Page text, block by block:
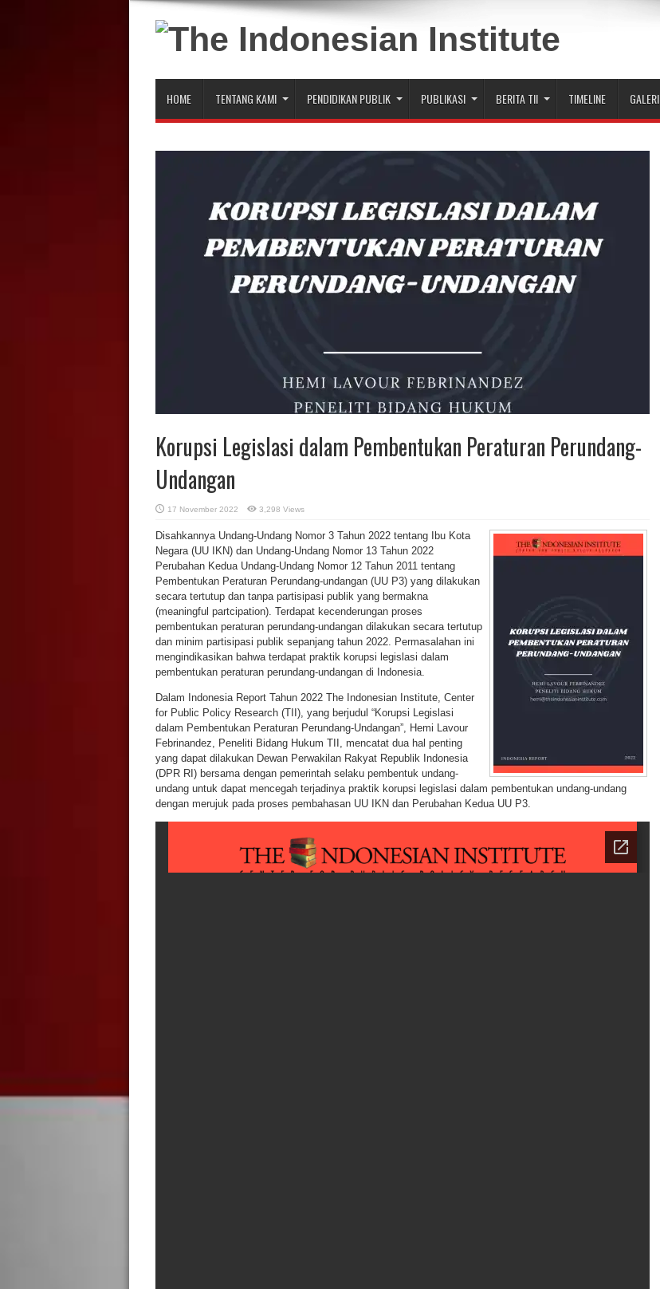
HOME TENTANG KAMI PENDIDIKAN PUBLIK PUBLIKASI BERITA TII TIMELINE GALERI
Korupsi Legislasi dalam Pembentukan Peraturan Perundang-
Undangan
17 November 2022 3,298 Views
Disahkannya Undang-Undang Nomor 3 Tahun 2022 tentang Ibu Kota
Negara (UU IKN) dan Undang-Undang Nomor 13 Tahun 2022
Perubahan Kedua Undang-Undang Nomor 12 Tahun 2011 tentang
Pembentukan Peraturan Perundang-undangan (UU P3) yang dilakukan
secara tertutup dan tanpa partisipasi publik yang bermakna
(meaningful partcipation). Terdapat kecenderungan proses
pembentukan peraturan perundang-undangan dilakukan secara tertutup
dan minim partisipasi publik sepanjang tahun 2022. Permasalahan ini
mengindikasikan bahwa terdapat praktik korupsi legislasi dalam
pembentukan peraturan perundang-undangan di Indonesia.
Dalam Indonesia Report Tahun 2022 The Indonesian Institute, Center
for Public Policy Research (TII), yang berjudul “Korupsi Legislasi
dalam Pembentukan Peraturan Perundang-Undangan”, Hemi Lavour
Febrinandez, Peneliti Bidang Hukum TII, mencatat dua hal penting
yang dapat dilakukan Dewan Perwakilan Rakyat Republik Indonesia
(DPR RI) bersama dengan pemerintah selaku pembentuk undang-
undang untuk dapat mencegah terjadinya praktik korupsi legislasi dalam pembentukan undang-undang
dengan merujuk pada proses pembahasan UU IKN dan Perubahan Kedua UU P3.